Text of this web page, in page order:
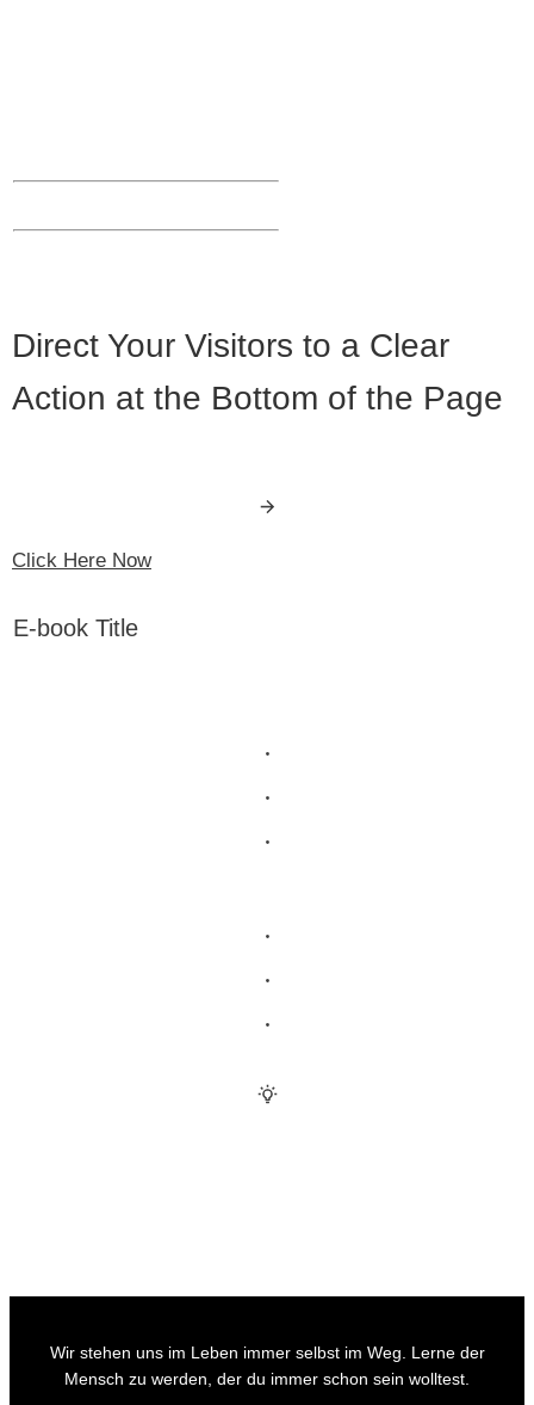
Direct Your Visitors to a Clear
Action at the Bottom of the Page
Click Here Now
E-book Title
Wir stehen uns im Leben immer selbst im Weg. Lerne der
Mensch zu werden, der du immer schon sein wolltest.